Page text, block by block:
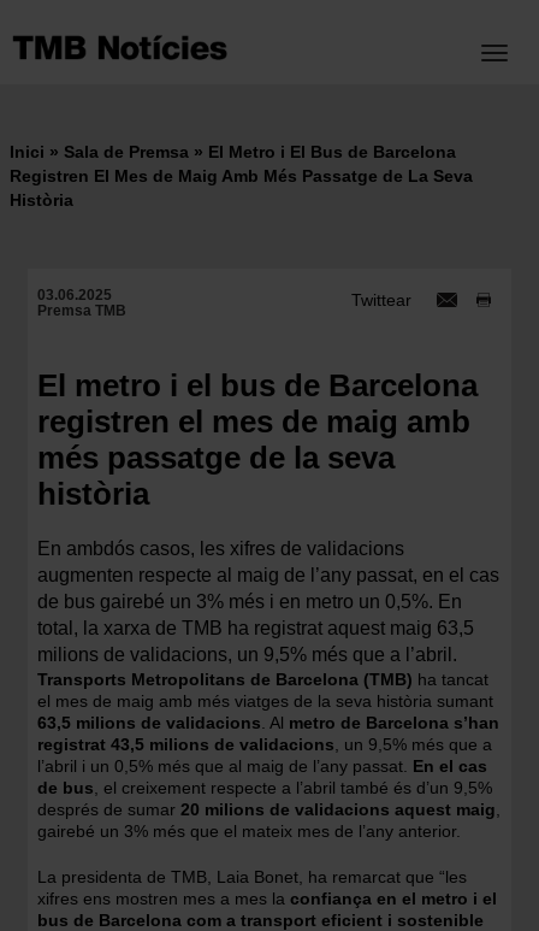
contingut
Fil
Inici Sala de Premsa
El Metro i El Bus de Barcelona
Registren El Mes de Maig Amb Més Passatge de La Seva
Història
Twittear
03.06.2025
Premsa TMB
El metro i el bus de Barcelona
registren el mes de maig amb
més passatge de la seva
història
En ambdós casos, les xifres de validacions
augmenten respecte al maig de l’any passat, en el cas
de bus gairebé un 3% més i en metro un 0,5%. En
total, la xarxa de TMB ha registrat aquest maig 63,5
milions de validacions, un 9,5% més que a l’abril.
Transports Metropolitans de Barcelona (TMB) ha tancat
el mes de maig amb més viatges de la seva història sumant
63,5 milions de validacions . Al metro de Barcelona s’han
registrat 43,5 milions de validacions , un 9,5% més que a
l’abril i un 0,5% més que al maig de l’any passat. En el cas
de bus , el creixement respecte a l’abril també és d’un 9,5%
després de sumar 20 milions de validacions aquest maig
gairebé un 3% més que el mateix mes de l’any anterior.
La presidenta de TMB, Laia Bonet, ha remarcat que “les
xifres ens mostren mes a mes la confiança en el metro i el
bus de Barcelona com a transport eficient i sostenible